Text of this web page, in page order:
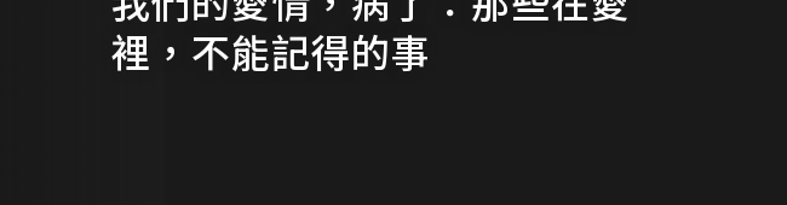
裡，不能記得的事